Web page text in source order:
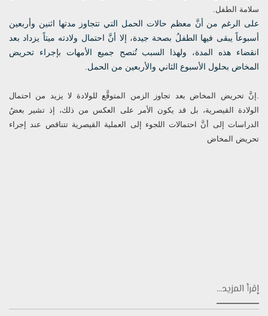
سلامة الطفل.
على الرغم من أنَّ معظم حالات الحمل التي تتجاوز مدتها اثنين وأربعين
أسبوعاً يبقى فيها الطفلُ بصحة جيدة، إلا أنَّ احتمال ولادته ميتاً يزداد بعد
انقضاء هذه المدة، ولهذا السبب تُنصح جميع الأمهات بإجراء تحريض
المخاض بحلول الأسبوع الثاني والأربعين من الحمل.
.إنَّ تحريض المخاض بعد تجاوز الزمن المتوقَّع للولادة لا يزيد من احتمال
الولادة القيصرية، بل قد يكون الأمر على العكس من ذلك، إذ تشير بعضُ
الدراسات إلى أنَّ احتمالات اللجوء إلى العملية القيصرية تتناقص عند إجراء
تحريض المخاض
إقرأ المزيد...